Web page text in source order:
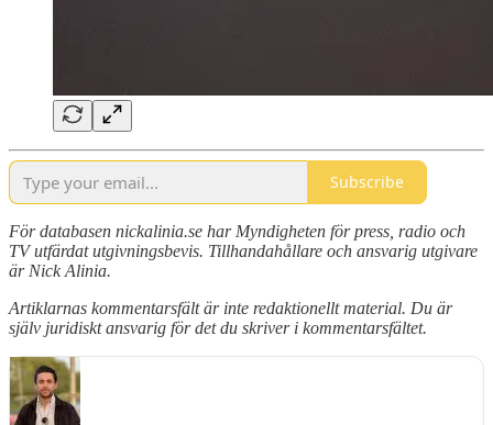
Subscribe
För databasen nickalinia.se har Myndigheten för press, radio och
TV utfärdat utgivningsbevis. Tillhandahållare och ansvarig utgivare
är Nick Alinia.
Artiklarnas kommentarsfält är inte redaktionellt material. Du är
själv juridiskt ansvarig för det du skriver i kommentarsfältet.